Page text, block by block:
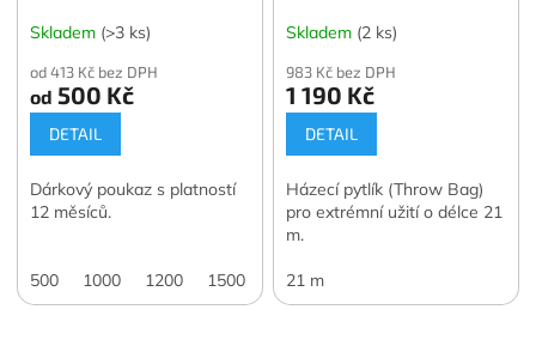
Skladem (>3 ks)
od 413 Kč bez DPH
od 500 Kč
DETAIL
Dárkový poukaz s platností
12 měsíců.
500 1000 1200 1500 2000
Skladem (2 ks)
983 Kč bez DPH
1 190 Kč
DETAIL
Házecí pytlík (Throw Bag)
pro extrémní užití o délce 21
m.
21 m